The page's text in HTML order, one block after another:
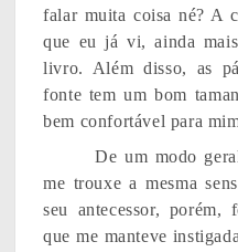
falar muita coisa né? A
que eu já vi, ainda
livro. Além disso, as
fonte tem um bom
bem confortável para
De um modo
me trouxe a mesma
seu antecessor,
que me manteve